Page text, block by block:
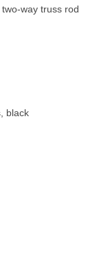
way truss rod
black